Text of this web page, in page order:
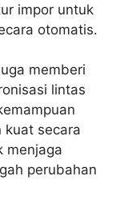
impor untuk
otomatis.
memberi
lintas
kuat secara
menjaga
perubahan